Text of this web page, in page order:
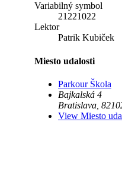
Variabilný symbol
21221022
Lektor
Patrik Kubiček
Miesto udalosti
Parkour Škola
Bajkalská 4
Bratislava
View Miesto